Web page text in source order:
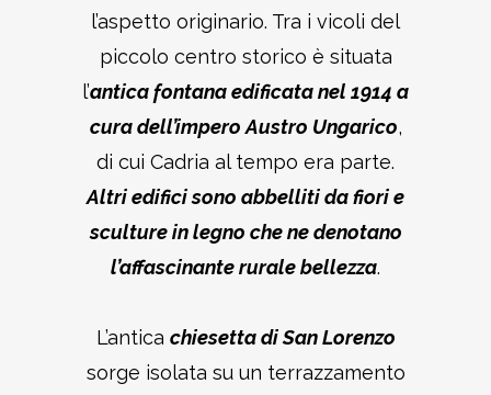
l’aspetto originario. Tra i vicoli del
piccolo centro storico è situata
l’antica fontana edificata nel 1914 a
cura dell’impero Austro Ungarico,
di cui Cadria al tempo era parte.
Altri edifici sono abbelliti da fiori e
sculture in legno che ne denotano
l’affascinante rurale bellezza.
L’antica chiesetta di San Lorenzo
sorge isolata su un terrazzamento